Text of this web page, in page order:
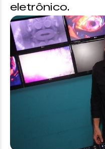
eletrônico.